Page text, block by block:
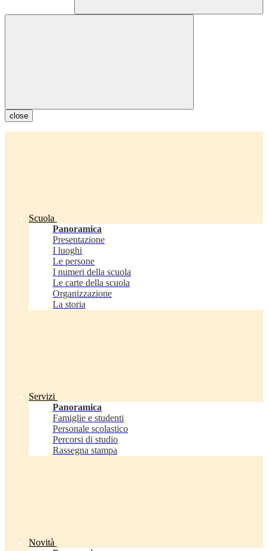
close
Scuola
Panoramica
Presentazione
I luoghi
Le persone
I numeri della scuola
Le carte della scuola
Organizzazione
La storia
Servizi
Panoramica
Famiglie e studenti
Personale scolastico
Percorsi di studio
Rassegna stampa
Novità